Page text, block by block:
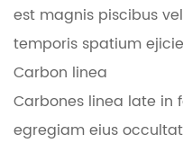
est magnis piscibus
temporis spatium
Carbon linea
Carbones linea late in
egregiam eius